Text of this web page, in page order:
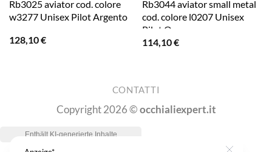
Rb3025 aviator cod. colore
w3277 Unisex Pilot Argento
128,10€
Rb3044 aviator small metal
cod. colore l0207 Unisex
Pilot Oro
114,10€
CONTATTI
Copyright 2026 ©occhialiexpert.it